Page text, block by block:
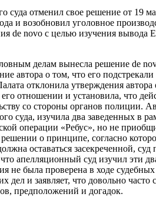
суда отменил свое решение от 19
и возобновил уголовное
de novo с целью изучения вывода
делам вынесла решение de
автора о том, что его
отклонила утверждения автора
отношении и установила, что
со стороны органов полиции.
суда, изучила два заведенных в
операции «Ребус», но не
о принципе, согласно
оставаться засекреченной,
апелляционный суд изучил эти
не была проверена в ходе
дел и заявляет, что довольно часто
предположений и догадок.